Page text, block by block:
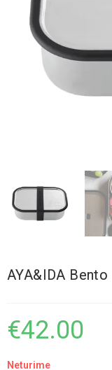
AYA&IDA
€42.00
Neturime